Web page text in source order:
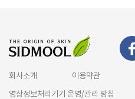
회사소개 이용약관
영상정보처리기기 운영/관리 방침